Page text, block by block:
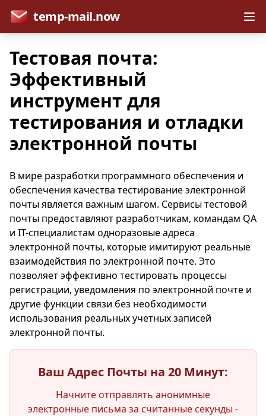
temp-mail.now
Тестовая почта:
Эффективный
инструмент для
тестирования и отладки
электронной почты
В мире разработки программного обеспечения и
обеспечения качества тестирование электронной
почты является важным шагом. Сервисы тестовой
почты предоставляют разработчикам, командам QA
и IT-специалистам одноразовые адреса
электронной почты, которые имитируют реальные
взаимодействия по электронной почте. Это
позволяет эффективно тестировать процессы
регистрации, уведомления по электронной почте и
другие функции связи без необходимости
использования реальных учетных записей
электронной почты.
Ваш Адрес Почты на 20 Минут:
Начните отправлять анонимные
электронные письма за считанные секунды -